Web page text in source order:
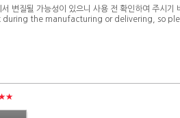
변질될 가능성이 있으니 사용 전 확인하여 주시기
the manufacturing or delivering, so